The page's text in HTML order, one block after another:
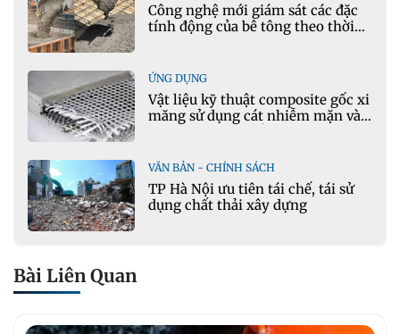
Công nghệ mới giám sát các đặc
tính động của bê tông theo thời
ỨNG DỤNG
Vật liệu kỹ thuật composite gốc xi
măng sử dụng cát nhiễm mặn và
VĂN BẢN - CHÍNH SÁCH
TP Hà Nội ưu tiên tái chế, tái sử
dụng chất thải xây dựng
Bài Liên Quan